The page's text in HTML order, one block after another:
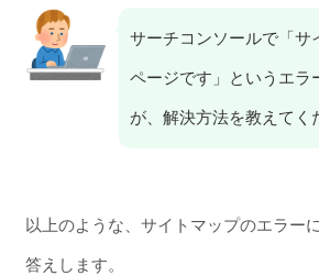
サーチコンソールで「サ
ページです」というエラ
が、解決方法を教えてく
以上のような、サイトマップのエラー
答えします。